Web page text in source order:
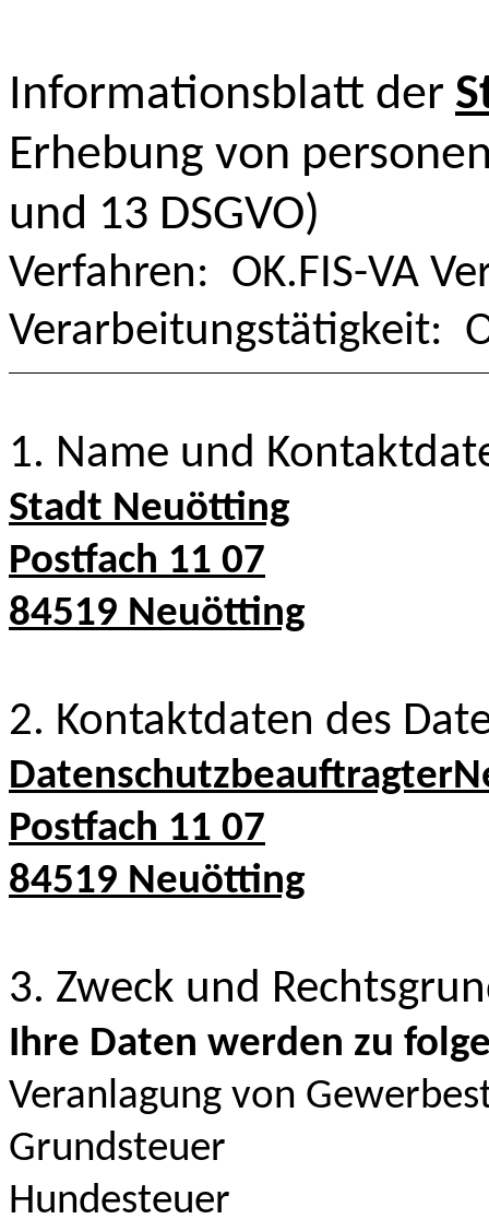
Informationsblatt der
Erhebung von
und 13 DSGVO)
Verfahren: OK.FIS-VA
Verarbeitungstätigkeit:
1. Name und
Stadt Neuötting
Postfach 11 07
84519 Neuötting
2. Kontaktdaten des
Postfach 11 07
84519 Neuötting
3. Zweck und
Ihre Daten werden zu
Veranlagung von
Grundsteuer
Hundesteuer